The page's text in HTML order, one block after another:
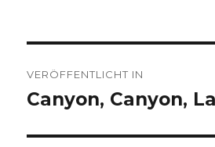
VERÖFFENTLICHT IN
Canyon, Canyon,